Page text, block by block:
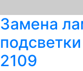
Замена
2109